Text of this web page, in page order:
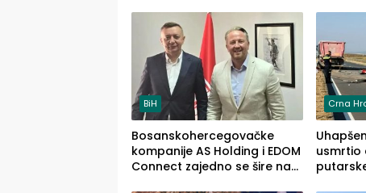
BiH
Bosanskohercegovačke
kompanije AS Holding i EDOM
Connect zajedno se šire na
Crna
usmrtio